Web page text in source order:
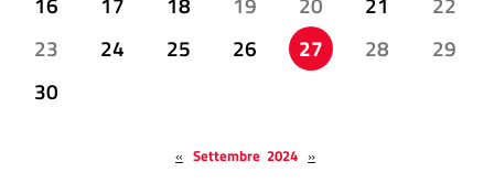
23
24 25 26 27 28
29
30
« Settembre 2024 »